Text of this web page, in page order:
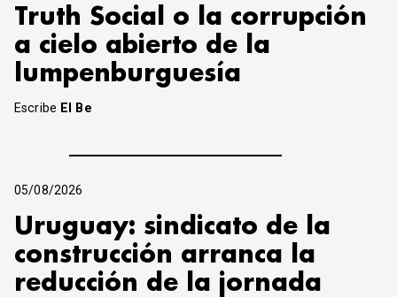
Truth Social o la corrupción
a cielo abierto de la
lumpenburguesía
Escribe El Be
05/08/2026
Uruguay: sindicato de la
construcción arranca la
reducción de la jornada